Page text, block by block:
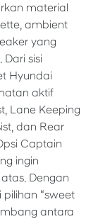
material
ambient
yang
sisi
Hyundai
aktif
Lane Keeping
dan Rear
Captain
ingin
Dengan
“sweet
antara